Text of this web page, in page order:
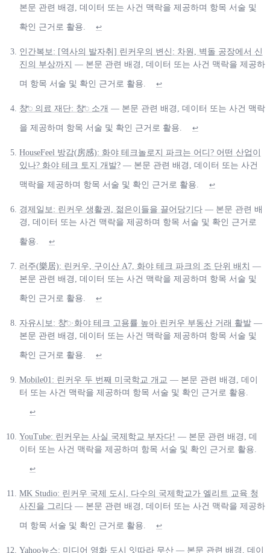
본문 관련 배경, 데이터 또는 사건 맥락을 제공하며 항목 서술 및
확인 근거로 활용. ↩
인간복보: [역사의 발자취] 린커우의 변신: 차원, 벽돌 공장에서 신
진의 부상까지 — 본문 관련 배경, 데이터 또는 사건 맥락을 제공하
며 항목 서술 및 확인 근거로 활용. ↩
창ꥐ 의료 재단: 창ꥐ 소개 — 본문 관련 배경, 데이터 또는 사건 맥락
을 제공하며 항목 서술 및 확인 근거로 활용. ↩
HouseFeel 방감(房感): 화야 테크놀로지 파크는 어디? 어떤 산업이
있나? 화야 테크 토지 개발? — 본문 관련 배경, 데이터 또는 사건
맥락을 제공하며 항목 서술 및 확인 근거로 활용. ↩
경제일보: 린커우 생활권, 젊은이들을 끌어당기다 — 본문 관련 배
경, 데이터 또는 사건 맥락을 제공하며 항목 서술 및 확인 근거로
활용. ↩
러주(樂居): 린커우, 구이산 A7, 화야 테크 파크의 조 단위 배치 —
본문 관련 배경, 데이터 또는 사건 맥락을 제공하며 항목 서술 및
확인 근거로 활용. ↩
자유시보: 창ꥐ·화야 테크 고용률 높아 린커우 부동산 거래 활발 —
본문 관련 배경, 데이터 또는 사건 맥락을 제공하며 항목 서술 및
확인 근거로 활용. ↩
Mobile01: 린커우 두 번째 미국학교 개교 — 본문 관련 배경, 데이
터 또는 사건 맥락을 제공하며 항목 서술 및 확인 근거로 활용.
↩
YouTube: 린커우는 사실 국제학교 부자다! — 본문 관련 배경, 데
이터 또는 사건 맥락을 제공하며 항목 서술 및 확인 근거로 활용.
↩
MK Studio: 린커우 국제 도시, 다수의 국제학교가 엘리트 교육 청
사진을 그리다 — 본문 관련 배경, 데이터 또는 사건 맥락을 제공하
며 항목 서술 및 확인 근거로 활용. ↩
Yahoo뉴스: 미디어 영화 도시 잇따라 무산 — 본문 관련 배경, 데이